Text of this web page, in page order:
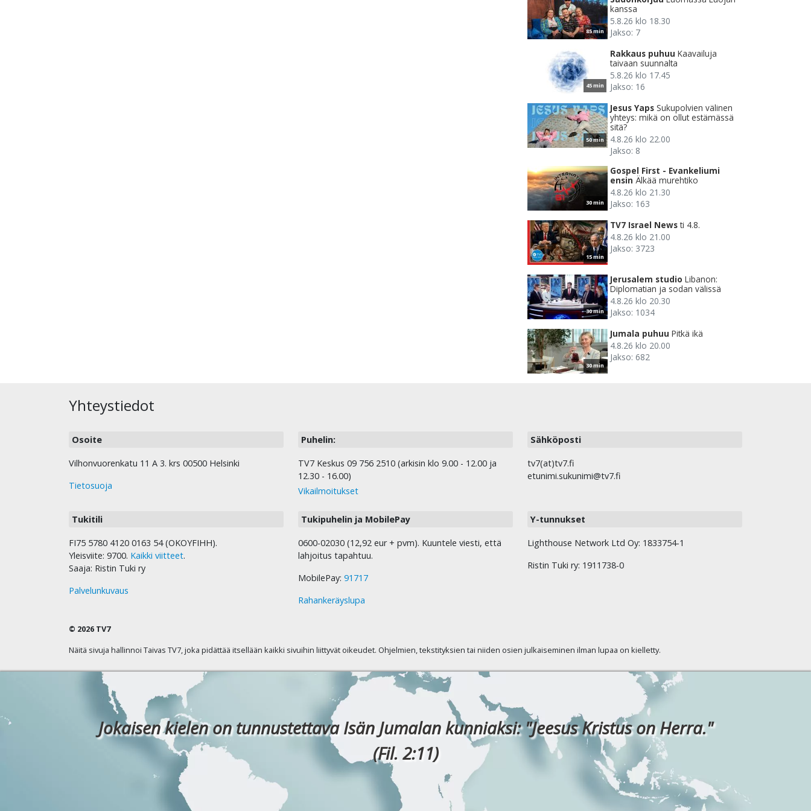
85 min
kanssa
5.8.26 klo 18.30
Jakso: 7
45 min
Rakkaus puhuu Kaavailuja
taivaan suunnalta
5.8.26 klo 17.45
Jakso: 16
50 min
Jesus Yaps Sukupolvien välinen
yhteys: mikä on ollut estämässä
sitä?
4.8.26 klo 22.00
Jakso: 8
30 min
Gospel First - Evankeliumi
ensin Älkää murehtiko
4.8.26 klo 21.30
Jakso: 163
15 min
TV7 Israel News ti 4.8.
4.8.26 klo 21.00
Jakso: 3723
30 min
Jerusalem studio Libanon:
Diplomatian ja sodan välissä
4.8.26 klo 20.30
Jakso: 1034
30 min
Jumala puhuu Pitkä ikä
4.8.26 klo 20.00
Jakso: 682
Yhteystiedot
Osoite
Vilhonvuorenkatu 11 A 3. krs 00500 Helsinki
Tietosuoja
Puhelin:
TV7 Keskus 09 756 2510 (arkisin klo 9.00 - 12.00 ja
12.30 - 16.00)
Vikailmoitukset
Sähköposti
tv7(at)tv7.fi
etunimi.sukunimi@tv7.fi
Tukitili
FI75 5780 4120 0163 54 (OKOYFIHH).
Yleisviite: 9700. Kaikki viitteet.
Saaja: Ristin Tuki ry
Palvelunkuvaus
Tukipuhelin ja MobilePay
0600-02030 (12,92 eur + pvm). Kuuntele viesti, että
lahjoitus tapahtuu.
MobilePay: 91717
Rahankeräyslupa
Y-tunnukset
Lighthouse Network Ltd Oy: 1833754-1
Ristin Tuki ry: 1911738-0
© 2026 TV7
Näitä sivuja hallinnoi Taivas TV7, joka pidättää itsellään kaikki sivuihin liittyvät oikeudet. Ohjelmien, tekstityksien tai niiden osien julkaiseminen ilman lupaa on kielletty.
Jokaisen kielen on tunnustettava Isän Jumalan kunniaksi: "Jeesus Kristus on Herra."
(Fil. 2:11)